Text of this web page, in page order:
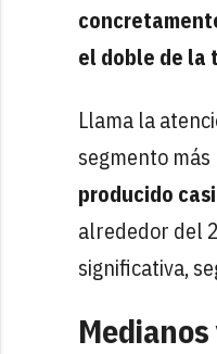
el doble de la
Llama la
segmento
producido
alrededor del
significativa,